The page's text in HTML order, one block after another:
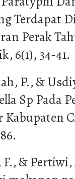
Terdapat
Perak
6(1), 34-41.
P., &
Sp Pada
Kabupaten
& Pertiwi,